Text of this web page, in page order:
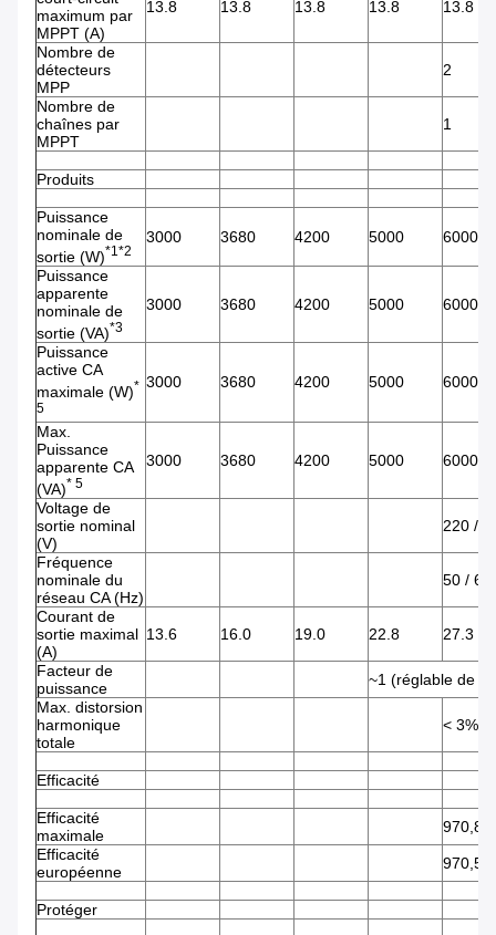
maximum par
MPPT (A)
13.8 13.8 13.8 13.8 13.8
Nombre de
détecteurs
MPP
2
Nombre de
chaînes par
MPPT
1
Produits
Puissance
nominale de
sortie (W)*1*2
3000 3680 4200 5000 6000
Puissance
apparente
nominale de
sortie (VA)*3
3000 3680 4200 5000 6000
Puissance
active CA
maximale (W)*
5
3000 3680 4200 5000 6000
Max.
Puissance
apparente CA
(VA)* 5
3000 3680 4200 5000 6000
Voltage de
sortie nominal
(V)
220 /
Fréquence
nominale du
réseau CA (Hz)
50 / 60
Courant de
sortie maximal
(A)
13.6 16.0 19.0 22.8 27.3
Facteur de
puissance
~1 (réglable de
Max. distorsion
harmonique
totale
< 3%
Efficacité
Efficacité
maximale
970,8%
Efficacité
européenne
970,5%
Protéger